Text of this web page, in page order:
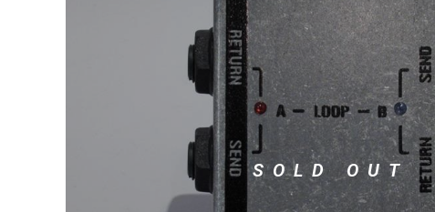
DTM
ヴィンテージ
SOLD OUT